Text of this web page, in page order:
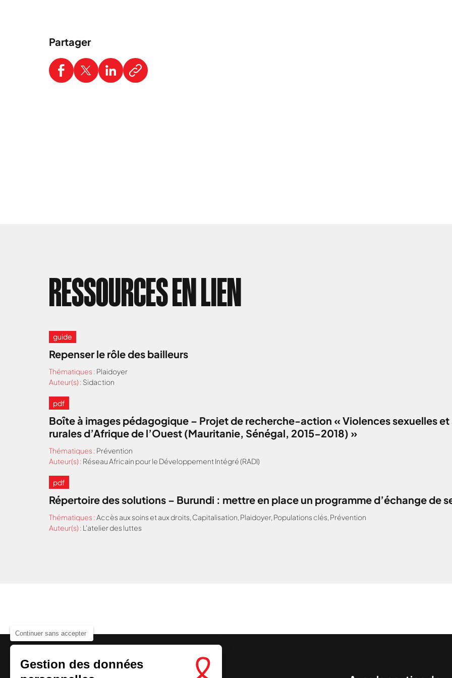
Continuer sans accepter
Gestion des données
Partager
RESSOURCES EN LIEN
guide
Repenser le rôle des bailleurs
Thématiques : Plaidoyer
Auteur(s) : Sidaction
pdf
Boîte à images pédagogique – Projet de recherche-action « Violences sexuelles
rurales d’Afrique de l’Ouest (Mauritanie, Sénégal, 2015-2018) »
Thématiques : Prévention
Auteur(s) : Réseau Africain pour le Développement Intégré (RADI)
pdf
Répertoire des solutions – Burundi : mettre en place un programme d’échange de
Thématiques :Accès aux soins et aux droits, Capitalisation, Plaidoyer, Populations clés, Prévention
Auteur(s) : L'atelier des luttes